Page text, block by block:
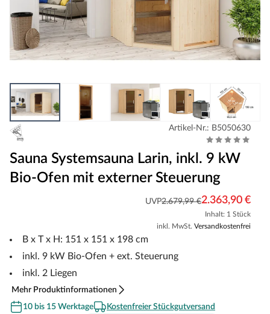
Artikel-Nr.: B5050630
Sauna Systemsauna Larin, inkl. 9 kW
Bio-Ofen mit externer Steuerung
UVP2.679,99 €2.363,90 €
Inhalt: 1 Stück
inkl. MwSt. Versandkostenfrei
B x T x H: 151 x 151 x 198 cm
inkl. 9 kW Bio-Ofen + ext. Steuerung
inkl. 2 Liegen
Mehr Produktinformationen
10 bis 15 Werktage
Kostenfreier Stückgutversand